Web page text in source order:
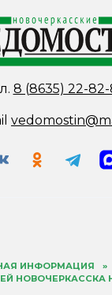
8 (8635) 22-82-
ИНФОРМАЦИЯ »
НОВОЧЕРКАССКА